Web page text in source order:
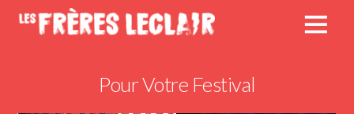
Pour Votre Festival